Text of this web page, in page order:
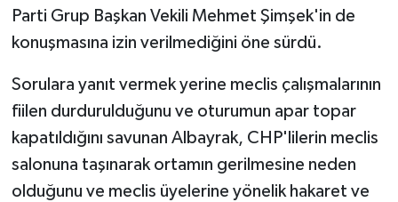
Parti Grup Başkan Vekili Mehmet Şimşek'in de
konuşmasına izin verilmediğini öne sürdü.
Sorulara yanıt vermek yerine meclis çalışmalarının
fiilen durdurulduğunu ve oturumun apar topar
kapatıldığını savunan Albayrak, CHP'lilerin meclis
salonuna taşınarak ortamın gerilmesine neden
olduğunu ve meclis üyelerine yönelik hakaret ve